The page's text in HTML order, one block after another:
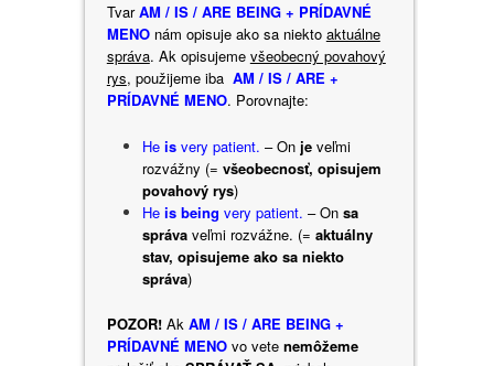
TvarAM / IS / ARE BEING + PRÍDAVNÉ
MENOnám opisuje ako sa niekto aktuálne
správa. Ak opisujeme všeobecný povahový
rys, použijeme iba AM / IS / ARE +
PRÍDAVNÉ MENO. Porovnajte:
Heis very patient. – On je veľmi
rozvážny (=všeobecnosť, opisujem
povahový rys)
Heis being very patient. – Onsa
správa veľmi rozvážne. (=aktuálny
stav, opisujeme ako sa niekto
správa)
POZOR!Ak AM / IS / ARE BEING +
PRÍDAVNÉ MENOvo vete nemôžeme